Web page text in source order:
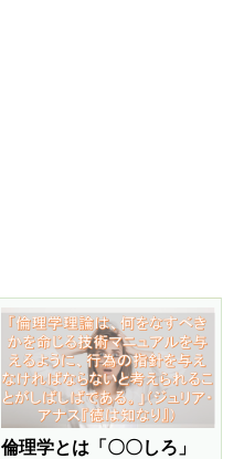
倫理学とは「〇〇しろ」